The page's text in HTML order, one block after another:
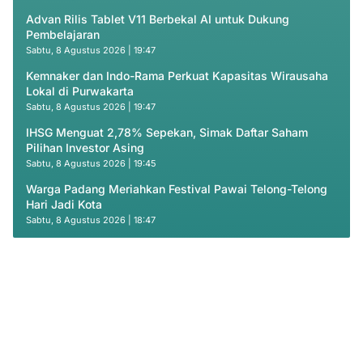
Advan Rilis Tablet V11 Berbekal AI untuk Dukung
Pembelajaran
Sabtu, 8 Agustus 2026 | 19:47
Kemnaker dan Indo-Rama Perkuat Kapasitas Wirausaha
Lokal di Purwakarta
Sabtu, 8 Agustus 2026 | 19:47
IHSG Menguat 2,78% Sepekan, Simak Daftar Saham
Pilihan Investor Asing
Sabtu, 8 Agustus 2026 | 19:45
Warga Padang Meriahkan Festival Pawai Telong-Telong
Hari Jadi Kota
Sabtu, 8 Agustus 2026 | 18:47